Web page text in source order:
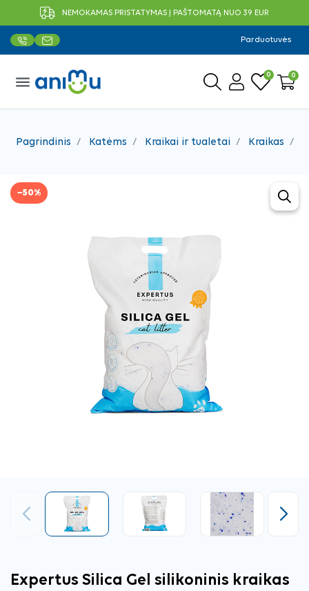
NEMOKAMAS PRISTATYMAS Į PAŠTOMATĄ NUO 39 EUR
Parduotuvės
menu 0 0
Pagrindinis Katėms Kraikai ir tualetai Kraikas
−50%
Ankstesnis Tęsti
Expertus Silica Gel silikoninis kraikas